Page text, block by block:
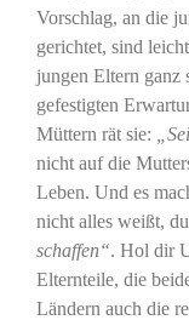
Vorschlag, an die
gerichtet, sind
jungen Eltern ganz
gefestigten
Müttern rät sie:
nicht auf die
Leben. Und es
nicht alles weißt,
schaffen“. Hol dir
Elternteile, die
Ländern auch die